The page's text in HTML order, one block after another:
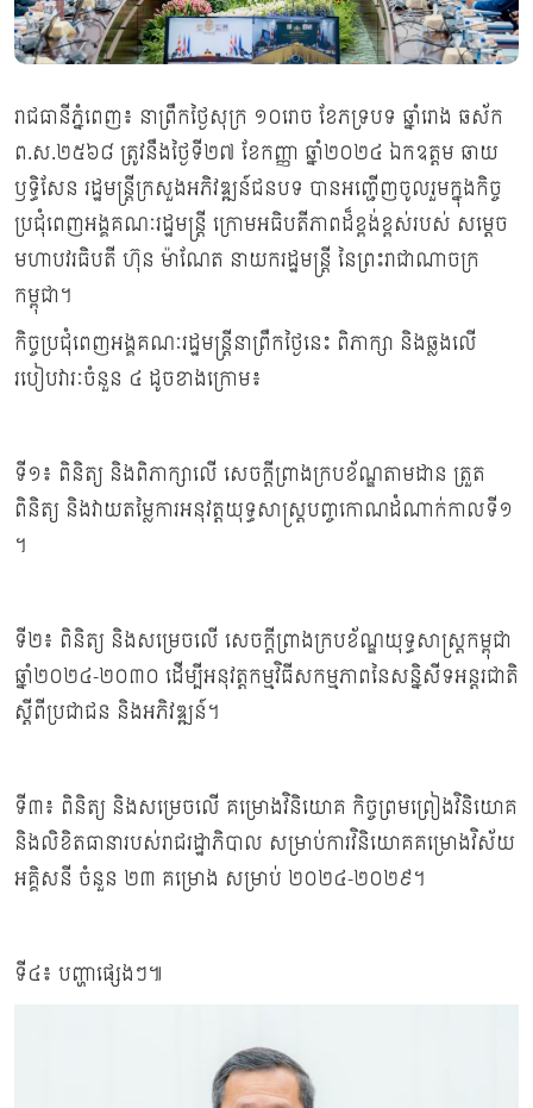
រាជធានីភ្នំពេញ៖ នាព្រឹកថ្ងៃសុក្រ ១០រោច ខែភទ្របទ ឆ្នាំរោង ឆស័ក
ព.ស.២៥៦៨ ត្រូវនឹងថ្ងៃទី២៧ ខែកញ្ញា ឆ្នាំ២០២៤ ឯកឧត្តម ឆាយ
ឫទ្ធិសែន រដ្ឋមន្ត្រីក្រសួងអភិវឌ្ឍន៍ជនបទ បានអញ្ជើញចូលរួមក្នុងកិច្ច
ប្រជុំពេញអង្គគណៈរដ្ឋមន្ត្រី ក្រោមអធិបតីភាពដ៏ខ្ពង់ខ្ពស់របស់ សម្តេច
មហាបវរធិបតី ហ៊ុន ម៉ាណែត នាយករដ្ឋមន្ត្រី នៃព្រះរាជាណាចក្រ
កម្ពុជា។
កិច្ចប្រជុំពេញអង្គគណៈរដ្ឋមន្ត្រីនាព្រឹកថ្ងៃនេះ ពិភាក្សា និងឆ្លងលើ
របៀបវារៈចំនួន ៤ ដូចខាងក្រោម៖
ទី១៖ ពិនិត្យ និងពិភាក្សាលើ សេចក្តីព្រាងក្របខ័ណ្ឌតាមដាន ត្រួត
ពិនិត្យ និងវាយតម្លៃការអនុវត្តយុទ្ធសាស្រ្តបញ្ចកោណដំណាក់កាលទី១
។
ទី២៖ ពិនិត្យ និងសម្រេចលើ សេចក្ដីព្រាងក្របខ័ណ្ឌយុទ្ធសាស្ត្រកម្ពុជា
ឆ្នាំ២០២៤-២០៣០ ដើម្បីអនុវត្តកម្មវិធីសកម្មភាពនៃសន្និសីទអន្តរជាតិ
ស្តីពីប្រជាជន និងអភិវឌ្ឍន៍។
ទី៣៖ ពិនិត្យ និងសម្រេចលើ គម្រោងវិនិយោគ កិច្ចព្រមព្រៀងវិនិយោគ
និងលិខិតធានារបស់រាជរដ្ឋាភិបាល សម្រាប់ការវិនិយោគគម្រោងវិស័យ
អគ្គិសនី ចំនួន ២៣ គម្រោង សម្រាប់ ២០២៤-២០២៩។
ទី៤៖ បញ្ហាផ្សេងៗ៕